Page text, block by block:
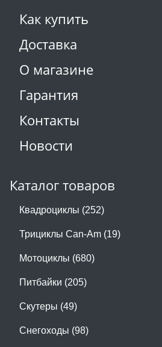
Как купить
Доставка
О магазине
Гарантия
Контакты
Новости
Каталог товаров
Квадроциклы (252)
Трициклы Can-Am (19)
Мотоциклы (680)
Питбайки (205)
Скутеры (49)
Снегоходы (98)